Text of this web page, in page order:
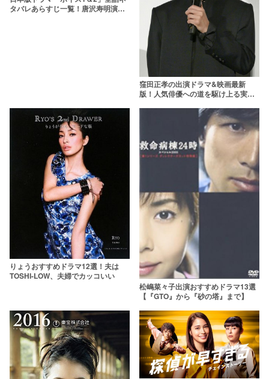
タバレあらすじ一覧！唐沢寿明演じ
窪田正孝の出演ドラマ&映画最新
版！人気俳優への道を駆け上る実力
りょうおすすめドラマ12選！夫は
TOSHI-LOW、夫婦でカッコいい
松嶋菜々子出演おすすめドラマ13選
【『GTO』から『砂の塔』まで】